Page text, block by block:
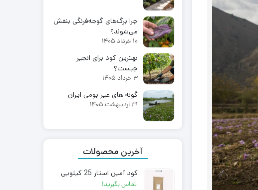
چرا برگ‌های گوجه‌فرنگی بنفش
می‌شوند؟
10 خرداد 1405
بهترین کود برای انجیر
چیست؟
3 خرداد 1405
گونه های غیر بومی ایران
29 اردیبهشت 1405
آخرین محصولات
کود آمین استار 25 کیلویی
تماس بگیرید!